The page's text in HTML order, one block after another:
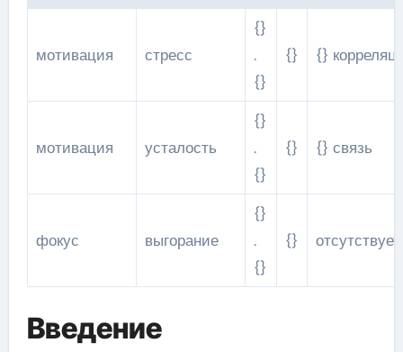
мотивация стресс
{}
.
{}
{} {}
мотивация усталость
{}
.
{}
{} {} связь
фокус выгорание
{}
.
{}
{} отсутствует
Введение